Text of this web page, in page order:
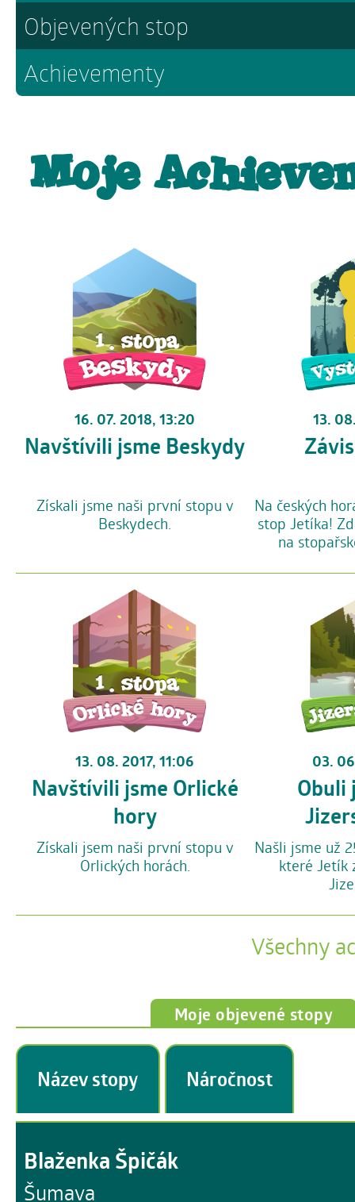
Objevených stop
Achievementy
Moje
16. 07. 2018, 13:20
Navštívili jsme Beskydy
Získali jsme naši první stopu v
Beskydech.
13.
Na českých
stop Jetíka!
na
13. 08. 2017, 11:06
Navštívili jsme Orlické
hory
Získali jsem naši první stopu v
Orlických horách.
03.
Obuli
Našli jsme už
které Jetík
Všechny
Moje objevené stopy
Název stopy Náročnost
Blaženka Špičák
Šumava